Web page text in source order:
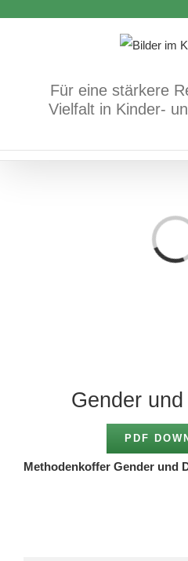
Für eine stärkere
Vielfalt in Kinder-
Gender
PDF
Methodenkoffer Gender und